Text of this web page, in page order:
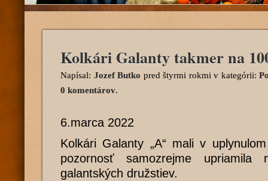
Kolkári Galanty takmer na
Napísal: Jozef Butko pred štyrmi rokmi v kategórii:
0 komentárov.
6.marca 2022
Kolkári Galanty „A“ mali v
pozornosť samozrejme
galantských družstiev.